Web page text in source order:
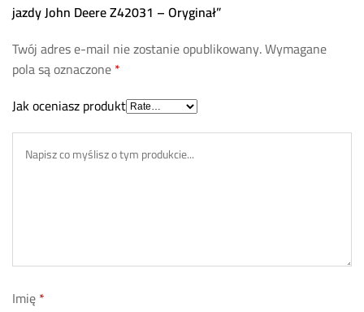
jazdy John Deere Z42031 – Oryginał”
Twój adres e-mail nie zostanie opublikowany.Wymagane
pola są oznaczone*
Jak oceniasz produkt
Imię*